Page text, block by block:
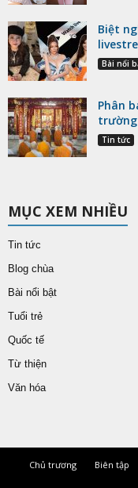
Biệt
Bài nổi
Phân
trường
Tin tức
MỤC XEM NHIỀU
Tin tức
Blog chùa
Bài nổi bật
Tuổi trẻ
Quốc tế
Từ thiện
Văn hóa
Chủ trương Biên tập